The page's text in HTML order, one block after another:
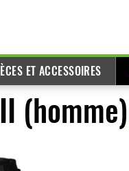
ET ACCESSOIRES
(homme)